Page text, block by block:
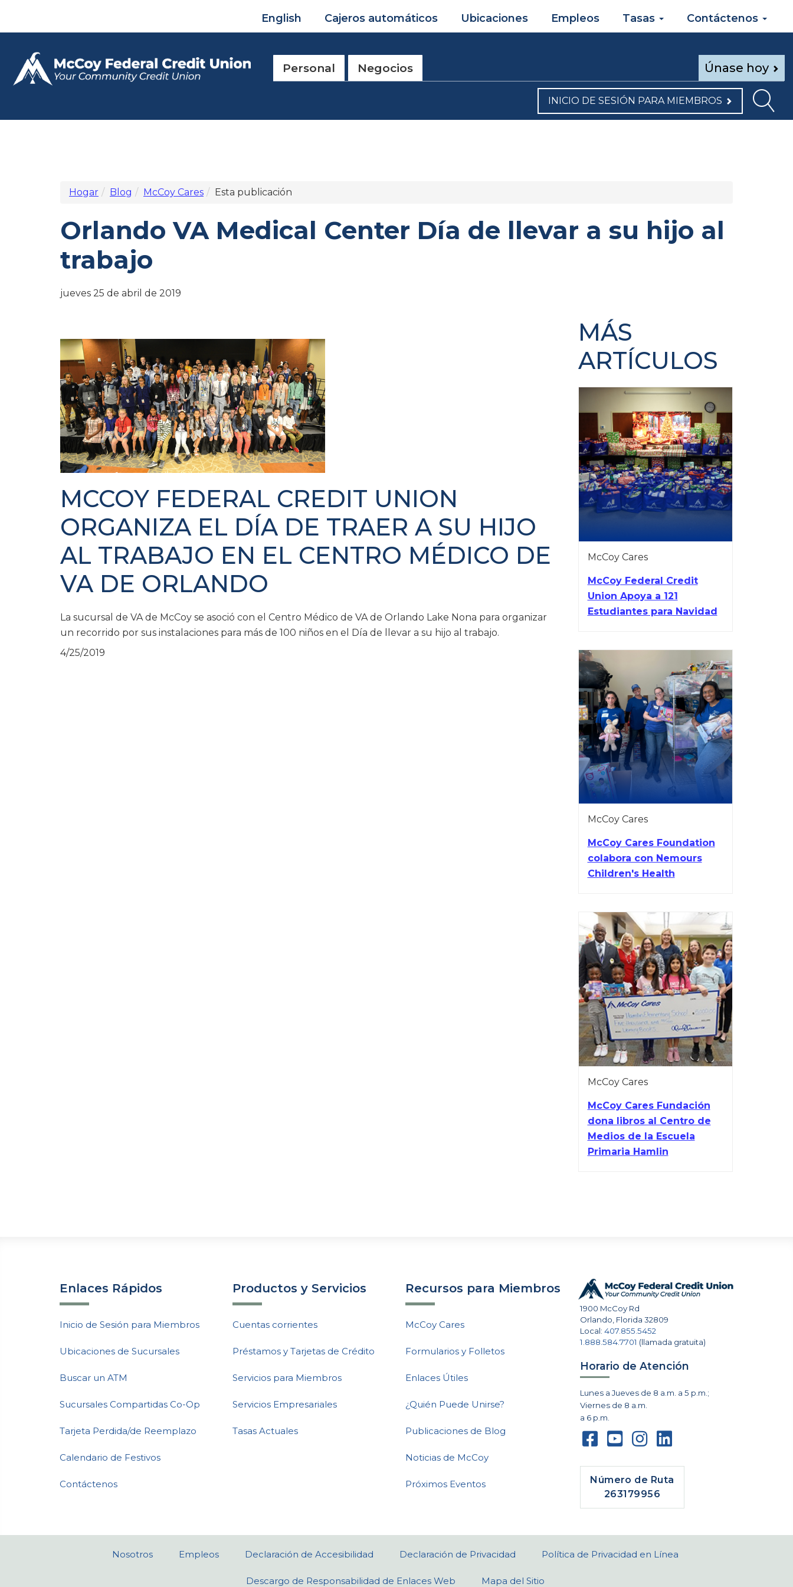
English Cajeros automáticos Ubicaciones Empleos Tasas Contáctenos
Únase hoy
Personal Negocios
INICIO DE SESIÓN PARA MIEMBROS
Hogar Blog McCoy Cares Esta publicación
Orlando VA Medical Center Día de llevar a su hijo al
trabajo
jueves 25 de abril de 2019
MCCOY FEDERAL CREDIT UNION
ORGANIZA EL DÍA DE TRAER A SU HIJO
AL TRABAJO EN EL CENTRO MÉDICO DE
VA DE ORLANDO
La sucursal de VA de McCoy se asoció con el Centro Médico de VA de Orlando Lake Nona para organizar
un recorrido por sus instalaciones para más de 100 niños en el Día de llevar a su hijo al trabajo.
4/25/2019
MÁS
ARTÍCULOS
McCoy Cares
McCoy Federal Credit
Union Apoya a 121
Estudiantes para Navidad
McCoy Cares
McCoy Cares Foundation
colabora con Nemours
Children's Health
McCoy Cares
McCoy Cares Fundación
dona libros al Centro de
Medios de la Escuela
Primaria Hamlin
Enlaces Rápidos
Inicio de Sesión para Miembros
Ubicaciones de Sucursales
Buscar un ATM
Sucursales Compartidas Co-Op
Tarjeta Perdida/de Reemplazo
Calendario de Festivos
Contáctenos
Productos y Servicios
Cuentas corrientes
Préstamos y Tarjetas de Crédito
Servicios para Miembros
Servicios Empresariales
Tasas Actuales
Recursos para Miembros
McCoy Cares
Formularios y Folletos
Enlaces Útiles
¿Quién Puede Unirse?
Publicaciones de Blog
Noticias de McCoy
Próximos Eventos
1900 McCoy Rd
Orlando Florida 32809
Local:407.855.5452
1.888.584.7701 (llamada gratuita)
Horario de Atención
Lunes a Jueves de 8 a.m. a 5 p.m.;
Viernes de 8 a.m.
a 6 p.m.
Número de Ruta
263179956
Nosotros Empleos Declaración de Accesibilidad Declaración de Privacidad Política de Privacidad en Línea
Descargo de Responsabilidad de Enlaces Web Mapa del Sitio